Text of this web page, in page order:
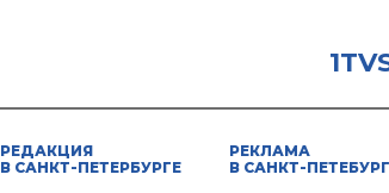
РЕДАКЦИЯ
В САНКТ-ПЕТЕРБУРГЕ
РЕКЛАМА
В САНКТ-